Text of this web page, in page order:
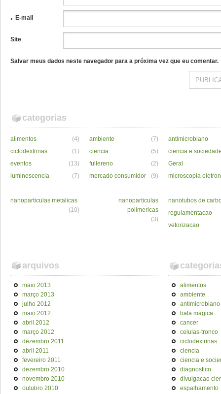
E-mail
*
Site
Salvar meus dados neste navegador para a próxima vez que eu comentar.
categorias
alimentos (4) ambiente (7)
antimicrobiano
ciclodextrinas
(1) ciencia (5)
ciencia e
eventos
(13) fullereno (2)
Geral
luminescencia
(7) mercado consumidor (9) microscopia
nanoparticulas metalicas
(10)
nanoparticulas
polimericas
(3)
nanotubos de
regulamentacao
vetorizacao
arquivos
maio 2013
março 2013
julho 2012
maio 2012
abril 2012
março 2012
dezembro 2011
abril 2011
fevereiro 2011
dezembro 2010
novembro 2010
outubro 2010
alimentos
ambiente
antimicrobiano
bala magica
cancer
celulas-tronco
ciclodextrinas
ciencia
ciencia e
diagnostico
divulgacao
espalhamento